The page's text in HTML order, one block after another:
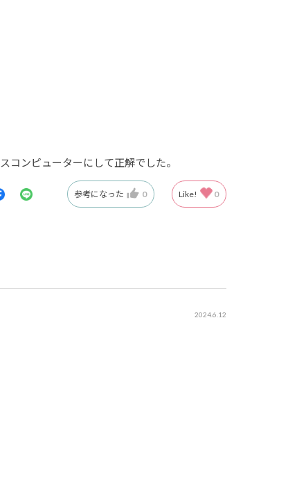
コンピューターにして正解でした。
参考になった 0 Like! 0
2024.6.12